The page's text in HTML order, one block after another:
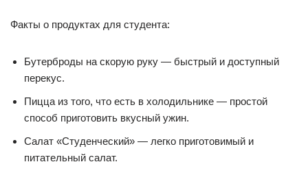
Факты о продуктах для студента:
Бутерброды на скорую руку — быстрый и доступный
перекус.
Пицца из того, что есть в холодильнике — простой
способ приготовить вкусный ужин.
Салат «Студенческий» — легко приготовимый и
питательный салат.